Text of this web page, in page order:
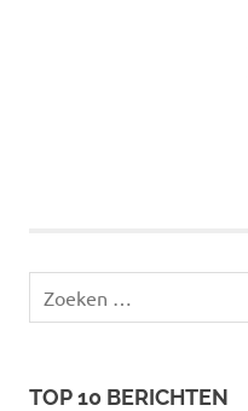
naar:
TOP 10 BERICHTEN